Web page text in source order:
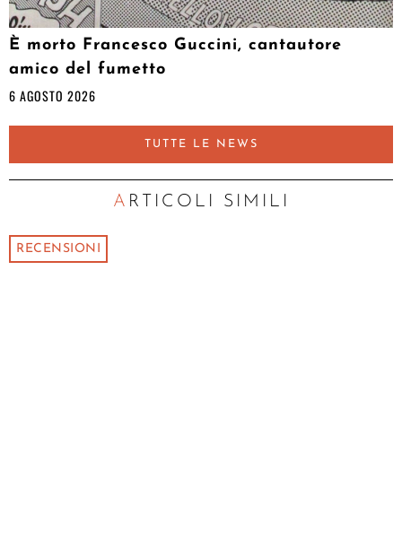
È morto Francesco Guccini, cantautore
amico del fumetto
6 AGOSTO 2026
TUTTE LE NEWS
ARTICOLI SIMILI
RECENSIONI